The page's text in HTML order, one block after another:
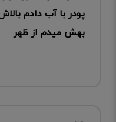
پودر با آب دادم
بهش میدم از ظهر